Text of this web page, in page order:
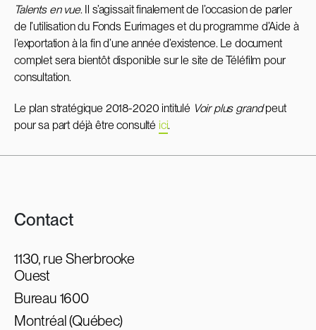
Talents en vue. Il s’agissait finalement de l’occasion de parler
de l’utilisation du Fonds Eurimages et du programme d’Aide à
l’exportation à la fin d’une année d’existence. Le document
complet sera bientôt disponible sur le site de Téléfilm pour
consultation.
Le plan stratégique 2018-2020 intitulé Voir plus grandpeut
pour sa part déjà être consulté ici.
Contact
1130, rue Sherbrooke
Ouest
Bureau 1600
Montréal (Québec)